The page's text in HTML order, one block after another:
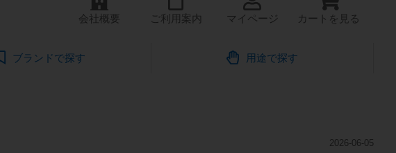
カートを見る
マイページ
ご利用案内
会社概要
ブランドで探す 用途で探す
2026-06-05